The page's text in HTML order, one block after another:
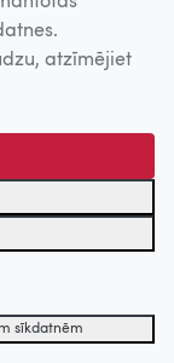
atzīmējiet
sīkdatnēm